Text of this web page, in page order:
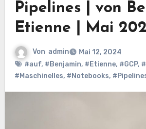
Pipelines | von
Etienne | Mai
Von admin
Mai 12, 2024
#auf, #Benjamin, #Etienne, #GCP,
#Maschinelles, #Notebooks,